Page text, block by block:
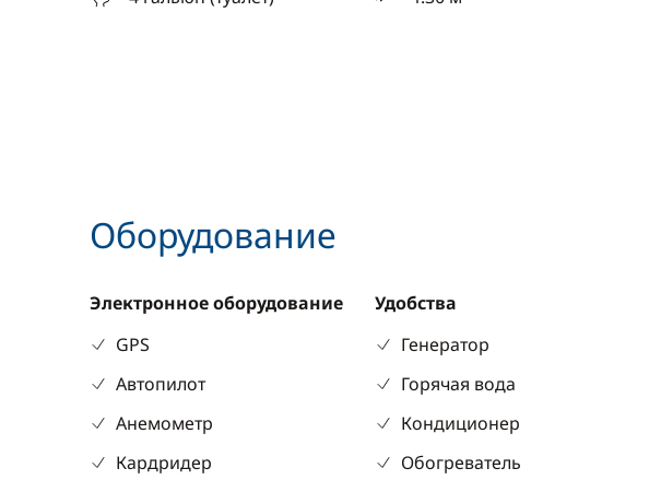
осадка
Оборудование
Электронное оборудование
GPS
Автопилот
Анемометр
Кардридер
Удобства
Генератор
Горячая вода
Кондиционер
Обогреватель